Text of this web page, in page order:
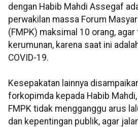
dengan Habib Mahdi Assegaf
perwakilan massa Forum
(FMPK) maksimal 10 orang,
kerumunan, karena saat ini
COVID-19.
Kesepakatan lainnya
forkopimda kepada Habib
FMPK tidak mengganggu arus
dan kepentingan publik, agar